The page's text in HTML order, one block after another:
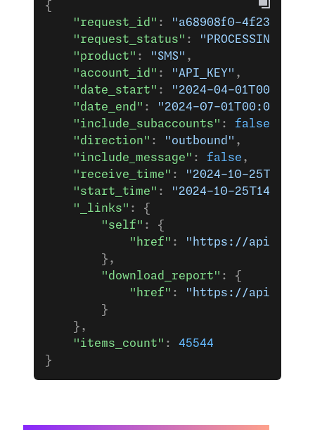
{
    "request_id"
:
"a68908f0-4f23-4b47-
    "request_status"
: "PROCESSING"
    "product"
: "SMS" ,
    "account_id"
: "API_KEY" ,
    "date_start"
:
"2024-04-
    "date_end"
:
"2024-07-
    "include_subaccounts"
: false
    "direction"
: "outbound" ,
    "include_message"
: false ,
    "receive_time"
:
"2024-10-
    "start_time"
:
"2024-10-
    "_links"
: {
        "self"
: {
            "href"
:
"https://
        },
        "download_report"
: {
            "href"
:
"https://
        }
    },
    "items_count"
: 45544
}